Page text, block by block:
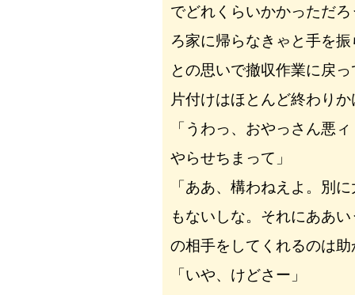
でどれくらいかかっただ
ろ家に帰らなきゃと手を
との思いで撤収作業に戻
片付けはほとんど終わり
「うわっ、おやっさん悪
やらせちまって」
「ああ、構わねえよ。別
もないしな。それにああ
の相手をしてくれるのは
「いや、けどさー」